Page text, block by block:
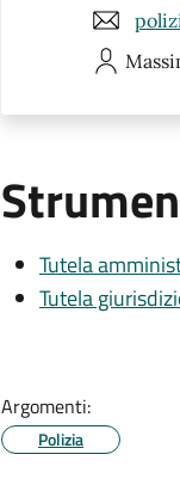
Tutela
Tutela
Argomenti:
Polizia